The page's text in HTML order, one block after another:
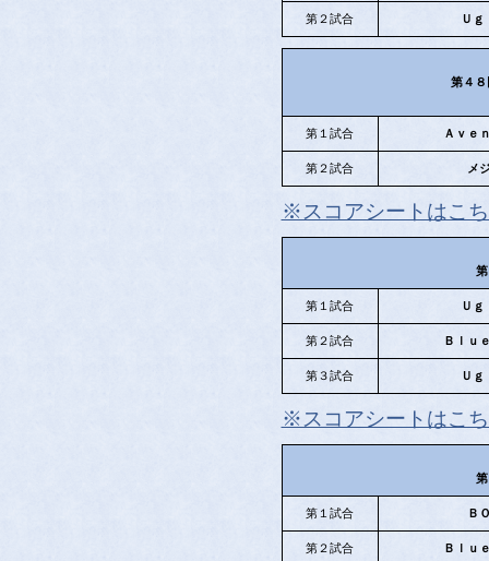
第２試合 Ｕｇ
第４
第１試合 Ａｖｅ
第２試合 メ
※スコアシートはこ
第１試合 Ｕｇ
第２試合 Ｂｌｕ
第３試合 Ｕｇ
※スコアシートはこ
第１試合 Ｂ
第２試合 Ｂｌｕ